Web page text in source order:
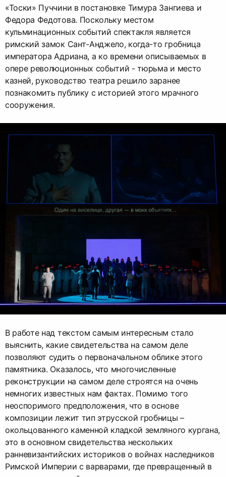
«Тоски» Пуччини в постановке Тимура Зангиева и
Федора Федотова. Поскольку местом
кульминационных событий спектакля является
римский замок Сант-Анджело, когда-то гробница
императора Адриана, а ко времени описываемых в
опере революционных событий - тюрьма и место
казней, руководство театра решило заранее
познакомить публику с историей этого мрачного
сооружения.
В работе над текстом самым интересным стало
выяснить, какие свидетельства на самом деле
позволяют судить о первоначальном облике этого
памятника. Оказалось, что многочисленные
реконструкции на самом деле строятся на очень
немногих известных нам фактах. Помимо того
неоспоримого предположения, что в основе
композиции лежит тип этрусской гробницы –
окольцованного каменной кладкой земляного кургана,
это в основном свидетельства нескольких
ранневизантийских историков о войнах наследников
Римской Империи с варварами, где превращенный в